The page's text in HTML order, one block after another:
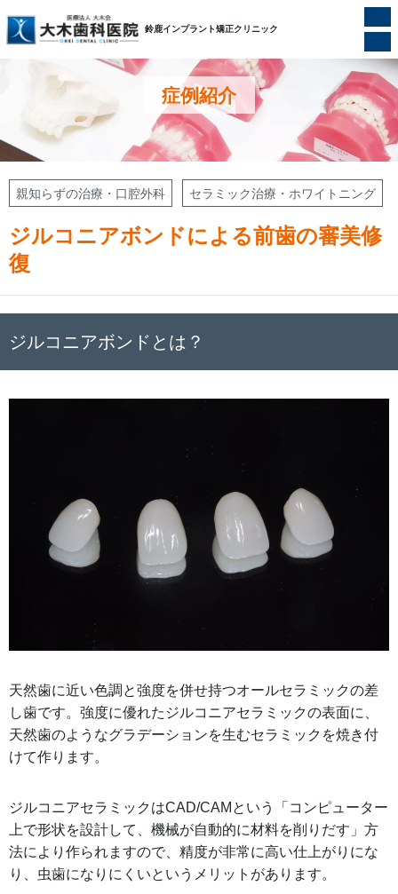
鈴鹿インプラント矯正クリニック
ホーム 症例紹介
症例紹介
親知らずの治療・口腔外科 セラミック治療・ホワイトニング
ジルコニアボンドによる前歯の審美修
復
ジルコニアボンドとは？
天然歯に近い色調と強度を併せ持つオールセラミックの差
し歯です。強度に優れたジルコニアセラミックの表面に、
天然歯のようなグラデーションを生むセラミックを焼き付
けて作ります。
ジルコニアセラミックはCAD/CAMという「コンピューター
上で形状を設計して、機械が自動的に材料を削りだす」方
法により作られますので、精度が非常に高い仕上がりにな
り、虫歯になりにくいというメリットがあります。